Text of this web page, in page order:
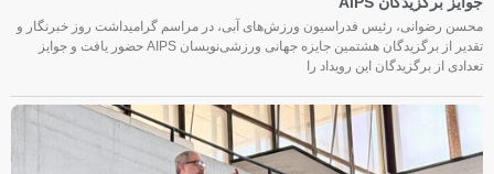
محسن رضوانی، رئیس فدراسیون ورزش‌های آبی، در مراسم گرامیداشت روز خبرنگار و
تقدیر از برگزیدگان هشتمین جایزه جهانی ورزشی‌نویسان AIPS حضور یافت و جوایز
تعدادی از برگزیدگان این رویداد را